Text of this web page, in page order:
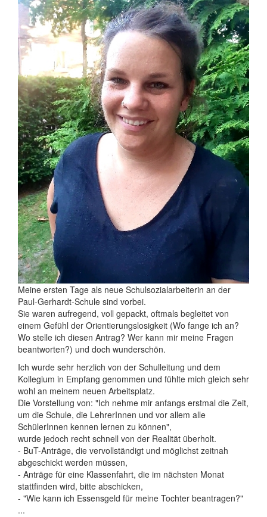
Meine ersten Tage als neue Schulsozialarbeiterin an der
Paul-Gerhardt-Schule sind vorbei.
Sie waren aufregend, voll gepackt, oftmals begleitet von
einem Gefühl der Orientierungslosigkeit (Wo fange ich an?
Wo stelle ich diesen Antrag? Wer kann mir meine Fragen
beantworten?) und doch wunderschön.
Ich wurde sehr herzlich von der Schulleitung und dem
Kollegium in Empfang genommen und fühlte mich gleich sehr
wohl an meinem neuen Arbeitsplatz.
Die Vorstellung von: "Ich nehme mir anfangs erstmal die Zeit,
um die Schule, die LehrerInnen und vor allem alle
SchülerInnen kennen lernen zu können",
wurde jedoch recht schnell von der Realität überholt.
- BuT-Anträge, die vervollständigt und möglichst zeitnah
abgeschickt werden müssen,
- Anträge für eine Klassenfahrt, die im nächsten Monat
stattfinden wird, bitte abschicken,
- "Wie kann ich Essensgeld für meine Tochter beantragen?"
...